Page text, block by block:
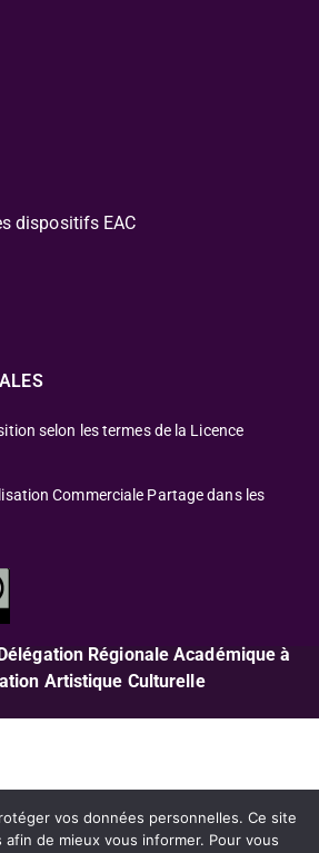
dispositifs EAC
selon les termes de la Licence
Commerciale Partage dans les
Régionale Académique à
Artistique Culturelle
vos données personnelles. Ce site
afin de mieux vous informer. Pour vous